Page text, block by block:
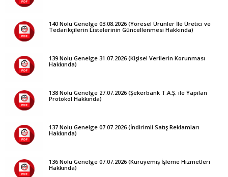
140 Nolu Genelge 03.08.2026 (Yöresel Ürünler İle Üretici ve
Tedarikçilerin Listelerinin Güncellenmesi Hakkında)
139 Nolu Genelge 31.07.2026 (Kişisel Verilerin Korunması
Hakkında)
138 Nolu Genelge 27.07.2026 (Şekerbank T.A.Ş. ile Yapılan
Protokol Hakkında)
137 Nolu Genelge 07.07.2026 (İndirimli Satış Reklamları
Hakkında)
136 Nolu Genelge 07.07.2026 (Kuruyemiş İşleme Hizmetleri
Hakkında)